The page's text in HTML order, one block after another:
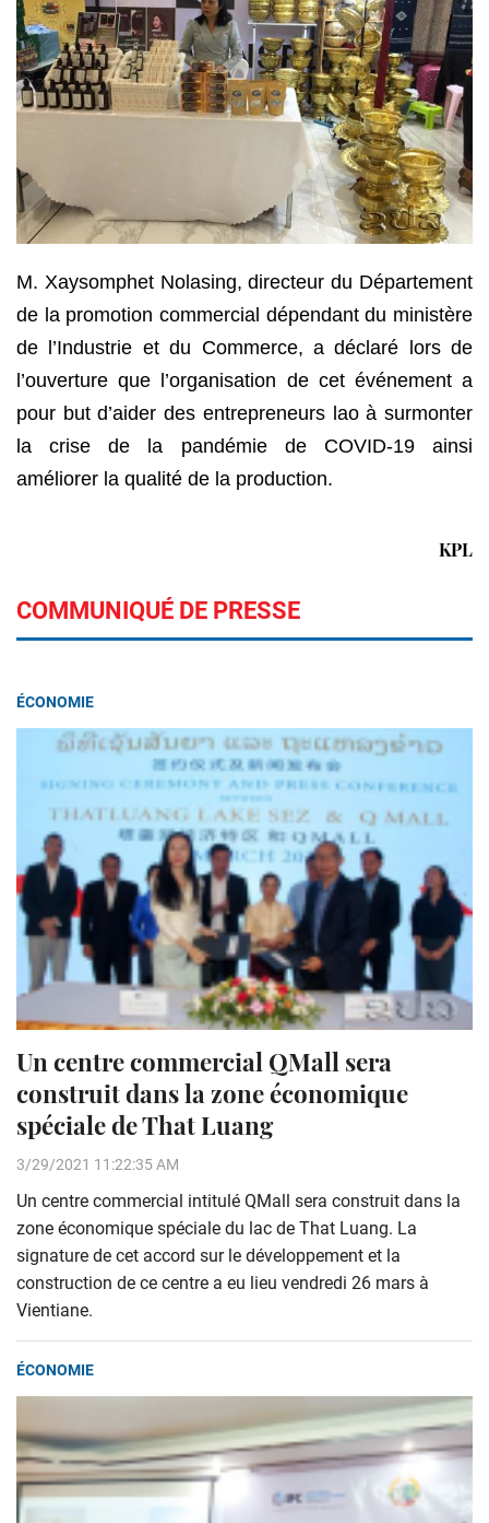
M. Xaysomphet Nolasing, directeur du Département
de la promotion commercial dépendant du ministère
de l’Industrie et du Commerce, a déclaré lors de
l’ouverture que l’organisation de cet événement a
pour but d’aider des entrepreneurs lao à surmonter
la crise de la pandémie de COVID-19 ainsi
améliorer la qualité de la production.
KPL
COMMUNIQUÉ DE PRESSE
ÉCONOMIE
Un centre commercial QMall sera
construit dans la zone économique
spéciale de That Luang
3/29/2021 11:22:35 AM
Un centre commercial intitulé QMall sera construit dans la
zone économique spéciale du lac de That Luang. La
signature de cet accord sur le développement et la
construction de ce centre a eu lieu vendredi 26 mars à
Vientiane.
ÉCONOMIE